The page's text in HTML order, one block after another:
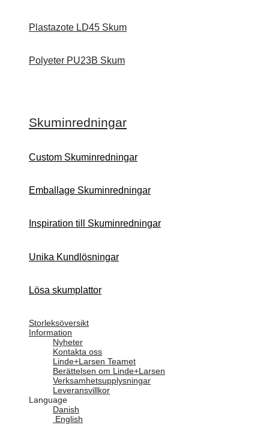
Plastazote LD45 Skum
Polyeter PU23B Skum
Skuminredningar
Custom Skuminredningar
Emballage Skuminredningar
Inspiration till Skuminredningar
Unika Kundlösningar
Lösa skumplattor
Storleksöversikt
Information
Nyheter
Kontakta oss
Linde+Larsen Teamet
Berättelsen om Linde+Larsen
Verksamhetsupplysningar
Leveransvillkor
Language
Danish
English